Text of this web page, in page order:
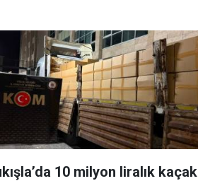
10 milyon liralık kaçak